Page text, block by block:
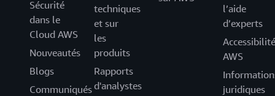
Sécurité
dans le
Cloud AWS
Nouveautés
Blogs
Communiqués
techniques
et sur
les
produits
Rapports
d'analystes
l’aide
d’experts
Accessibilité
AWS
juridiques